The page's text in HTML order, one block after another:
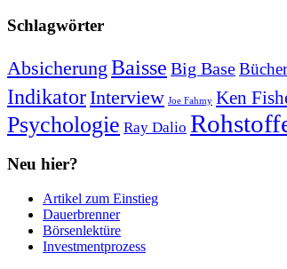
Schlagwörter
Absicherung Baisse Big BaseBücher
IndikatorInterview Joe Fahmy Ken
Psychologie Ray Dalio
Neu hier?
Artikel zum Einstieg
Dauerbrenner
Börsenlektüre
Investmentprozess